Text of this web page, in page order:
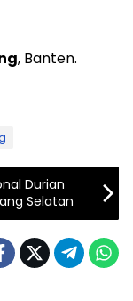
, Banten.
Durian
Selatan